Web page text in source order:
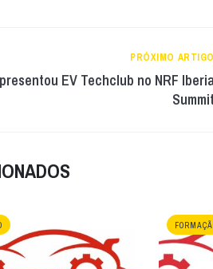
PRÓXIMO ARTIGO
EV Techclub no NRF
Summit